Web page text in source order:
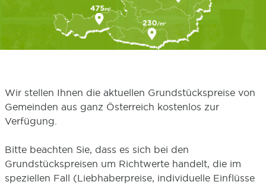
Wir stellen Ihnen die aktuellen Grundstückspreise von
Gemeinden aus ganz Österreich kostenlos zur
Verfügung.
Bitte beachten Sie, dass es sich bei den
Grundstückspreisen um Richtwerte handelt, die im
speziellen Fall (Liebhaberpreise, individuelle Einflüsse